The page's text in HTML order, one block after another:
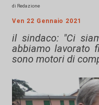
di Redazione
Ven 22 Gennaio 2021
il sindaco: "Ci
abbiamo lavorato
sono motori di